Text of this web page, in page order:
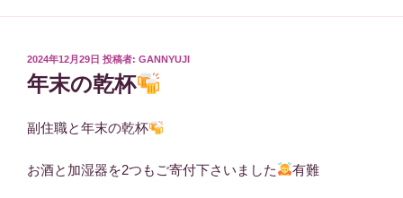
投
稿
日:
2024年12月29日 投稿者: GANNYUJI
年末の乾杯
副住職と年末の乾杯
お酒と加湿器を2つもご寄付下さいました 有難